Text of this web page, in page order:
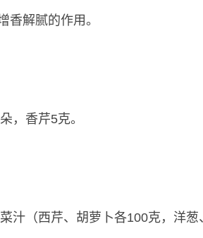
香解腻的作用。
，香芹5克。
汁（西芹、胡萝卜各100克，洋